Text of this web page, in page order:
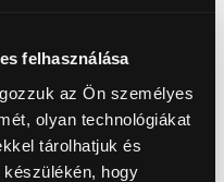
felhasználása
az Ön személyes
olyan technológiákat
tárolhatjuk és
hogy
Hz